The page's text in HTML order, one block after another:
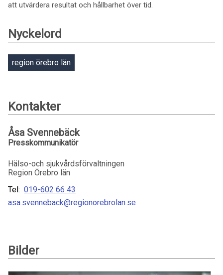
att utvärdera resultat och hållbarhet över tid.
Nyckelord
region örebro län
Kontakter
Åsa Svennebäck
Presskommunikatör
Hälso-och sjukvårdsförvaltningen
Region Örebro län
Tel: 019-602 66 43
asa.svenneback@regionorebrolan.se
Bilder